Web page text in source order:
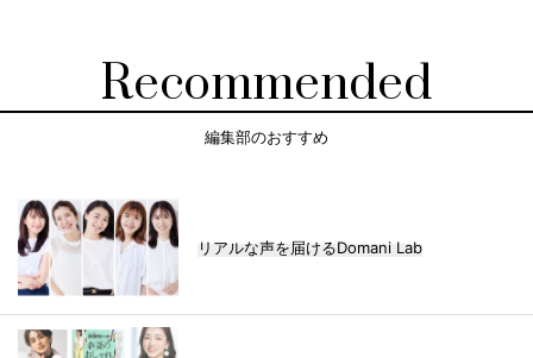
Recommended
編集部のおすすめ
リアルな声を届けるDomani Lab